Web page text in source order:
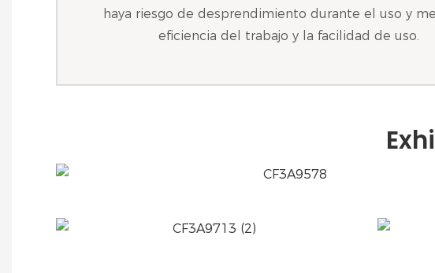
haya riesgo de desprendimiento durante el uso y
eficiencia del trabajo y la facilidad de uso.